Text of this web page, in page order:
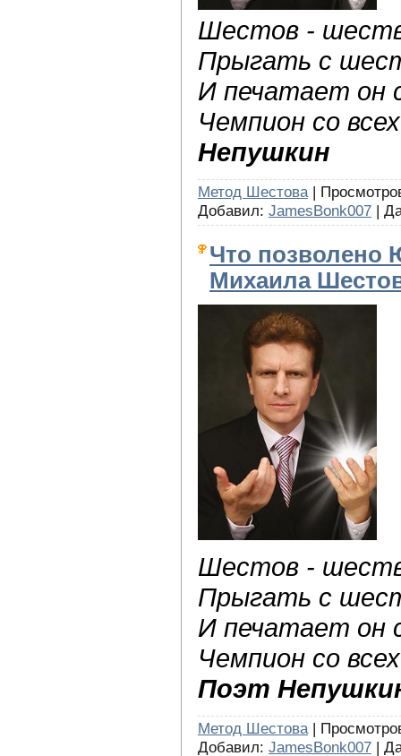
Шестов -
Прыгать с
И печатает он
Чемпион со
Непушкин
Метод Шестова |
Добавил: JamesBonk007 |
Что позволено
Михаила
Шестов -
Прыгать с
И печатает он
Чемпион со
Поэт
Метод Шестова |
Добавил: JamesBonk007 |